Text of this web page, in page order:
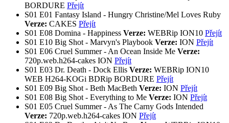
BORDURE Přejít
S01 E01 Fantasy Island - Hungry Christine/Mel Loves Ruby
Verze: CAKES Přejít
S01 E08 Domina - Happiness Verze: WEBRip ION10 Přejít
S01 E10 Big Shot - Marvyn's Playbook Verze: ION Přejít
S01 E06 Cruel Summer - An Ocean Inside Me Verze:
720p.web.h264-cakes ION Přejít
S01 E03 Dr. Death - Dock Ellis Verze: WEBRip ION10
WEB H264-KOGi BDRip BORDURE Přejít
S01 E09 Big Shot - Beth MacBeth Verze: ION Přejít
S01 E08 Big Shot - Everything to Me Verze: ION Přejít
S01 E05 Cruel Summer - As The Carny Gods Intended
Verze: 720p.web.h264-cakes ION Přejít